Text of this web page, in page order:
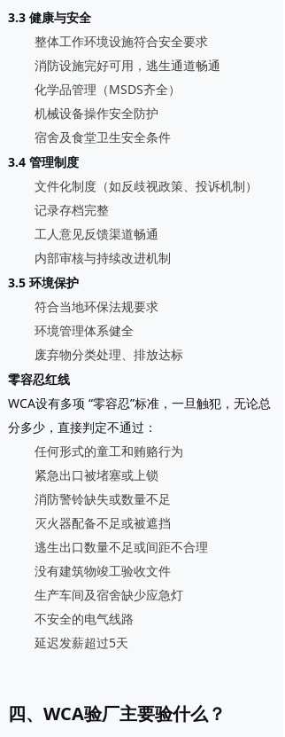
3.3 健康与安全
整体工作环境设施符合安全要求
消防设施完好可用，逃生通道畅通
化学品管理（MSDS齐全）
机械设备操作安全防护
宿舍及食堂卫生安全条件
3.4 管理制度
文件化制度（如反歧视政策、投诉机制）
记录存档完整
工人意见反馈渠道畅通
内部审核与持续改进机制
3.5 环境保护
符合当地环保法规要求
环境管理体系健全
废弃物分类处理、排放达标
零容忍红线
WCA设有多项 “零容忍”标准 ，一旦触犯，无论总
分多少，直接判定不通过：
任何形式的童工和贿赂行为
紧急出口被堵塞或上锁
消防警铃缺失或数量不足
灭火器配备不足或被遮挡
逃生出口数量不足或间距不合理
没有建筑物竣工验收文件
生产车间及宿舍缺少应急灯
不安全的电气线路
延迟发薪超过5天
四、WCA验厂主要验什么？